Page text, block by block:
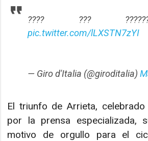
???? ???
pic.twitter.com/lLXSTN7zYI
— Giro d'Italia (@giroditalia)
El triunfo de Arrieta,
por la prensa especializada,
motivo de orgullo para el